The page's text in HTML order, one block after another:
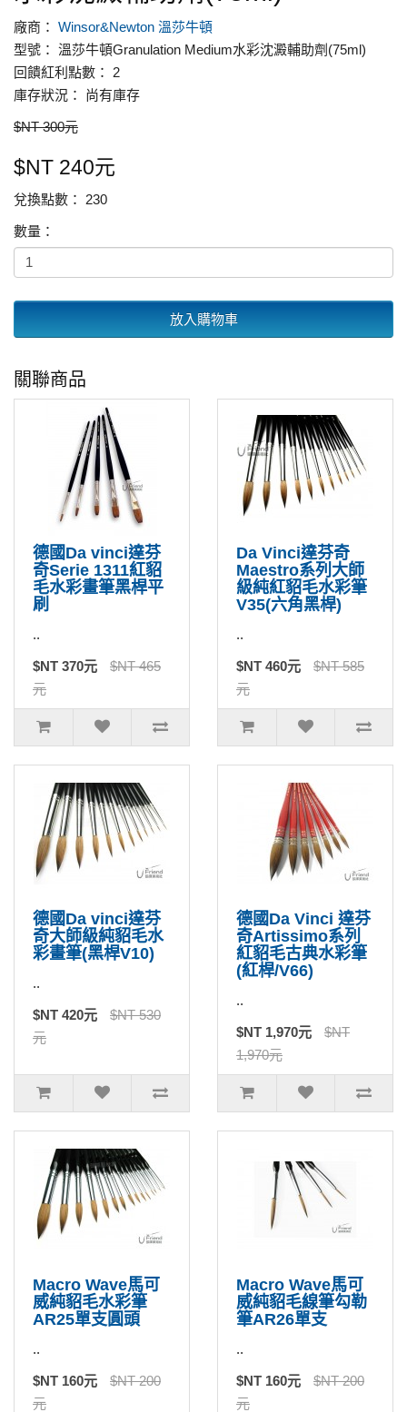
廠商： Winsor&Newton 溫莎牛頓
型號： 溫莎牛頓Granulation Medium水彩沈澱輔助劑(75ml)
回饋紅利點數： 2
庫存狀況： 尚有庫存
$NT 300元
$NT 240元
兌換點數： 230
數量：
放入購物車
關聯商品
德國Da vinci達芬
奇Serie 1311紅貂
毛水彩畫筆黑桿平
刷
..
$NT 370元
$NT 465
元
Da Vinci達芬奇
Maestro系列大師
級純紅貂毛水彩筆
V35(六角黑桿)
..
$NT 460元
$NT 585
元
德國Da vinci達芬
奇大師級純貂毛水
彩畫筆(黑桿V10)
..
$NT 420元
$NT 530
元
德國Da Vinci 達芬
奇Artissimo系列
紅貂毛古典水彩筆
(紅桿/V66)
..
$NT 1,970元
$NT
1,970元
Macro Wave馬可
威純貂毛水彩筆
AR25單支圓頭
..
$NT 160元
$NT 200
元
Macro Wave馬可
威純貂毛線筆勾勒
筆AR26單支
..
$NT 160元
$NT 200
元